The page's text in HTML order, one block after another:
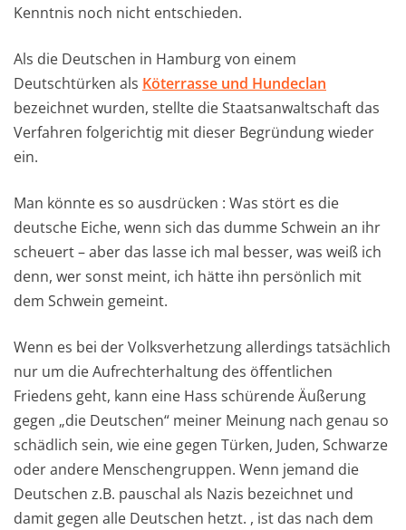
Kenntnis noch nicht entschieden.
Als die Deutschen in Hamburg von einem
Deutschtürken als Köterrasse und Hundeclan
bezeichnet wurden, stellte die Staatsanwaltschaft das
Verfahren folgerichtig mit dieser Begründung wieder
ein.
Man könnte es so ausdrücken : Was stört es die
deutsche Eiche, wenn sich das dumme Schwein an ihr
scheuert – aber das lasse ich mal besser, was weiß ich
denn, wer sonst meint, ich hätte ihn persönlich mit
dem Schwein gemeint.
Wenn es bei der Volksverhetzung allerdings tatsächlich
nur um die Aufrechterhaltung des öffentlichen
Friedens geht, kann eine Hass schürende Äußerung
gegen „die Deutschen“ meiner Meinung nach genau so
schädlich sein, wie eine gegen Türken, Juden, Schwarze
oder andere Menschengruppen. Wenn jemand die
Deutschen z.B. pauschal als Nazis bezeichnet und
damit gegen alle Deutschen hetzt. , ist das nach dem